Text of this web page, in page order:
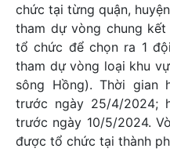
chức tại từng quận,
tham dự vòng chung
tổ chức để chọn ra 1
tham dự vòng loại khu
sông Hồng). Thời gian
trước ngày 25/4/2024;
trước ngày 10/5/2024.
được tổ chức tại thành